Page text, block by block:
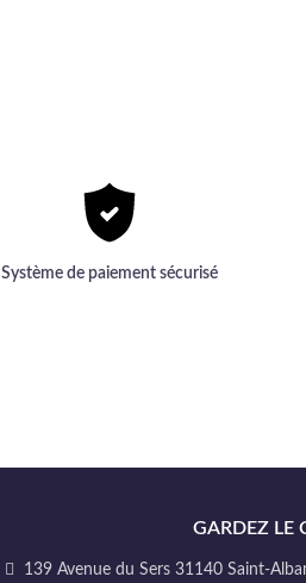
Système de paiement sécurisé
GARDEZ LE
139 Avenue du Sers 31140 Saint-